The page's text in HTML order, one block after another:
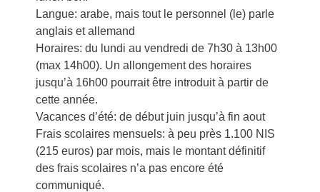
Langue: arabe, mais tout le personnel (le) parle
anglais et allemand
Horaires: du lundi au vendredi de 7h30 à 13h00
(max 14h00). Un allongement des horaires
jusqu’à 16h00 pourrait être introduit à partir de
cette année.
Vacances d’été: de début juin jusqu’à fin aout
Frais scolaires mensuels: à peu près 1.100 NIS
(215 euros) par mois, mais le montant définitif
des frais scolaires n’a pas encore été
communiqué.